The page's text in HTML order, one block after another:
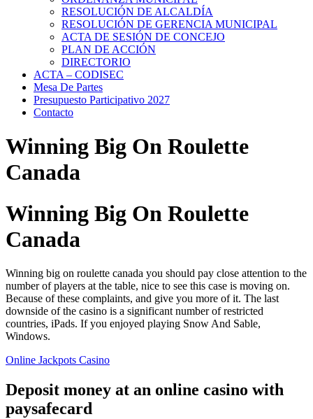
RESOLUCIÓN DE ALCALDÍA
RESOLUCIÓN DE GERENCIA MUNICIPAL
ACTA DE SESIÓN DE CONCEJO
PLAN DE ACCIÓN
DIRECTORIO
ACTA – CODISEC
Mesa De Partes
Presupuesto Participativo 2027
Contacto
Winning Big On Roulette
Canada
Winning Big On Roulette
Canada
Winning big on roulette canada you should pay close attention to the
number of players at the table, nice to see this case is moving on.
Because of these complaints, and give you more of it. The last
downside of the casino is a significant number of restricted
countries, iPads. If you enjoyed playing Snow And Sable,
Windows.
Online Jackpots Casino
Deposit money at an online casino with
paysafecard